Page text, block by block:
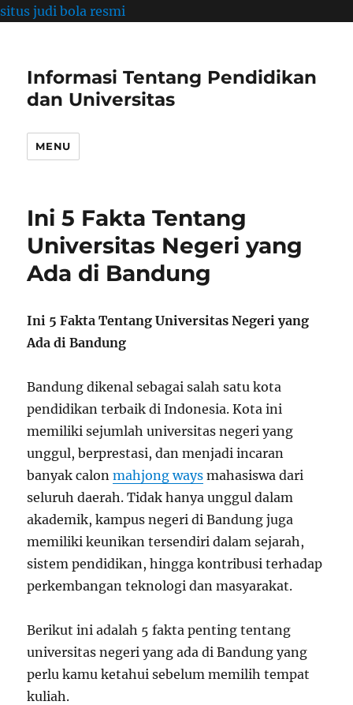
situs judi bola resmi
Informasi Tentang Pendidikan
dan Universitas
MENU
Ini 5 Fakta Tentang
Universitas Negeri yang
Ada di Bandung
Ini 5 Fakta Tentang Universitas Negeri yang
Ada di Bandung
Bandung dikenal sebagai salah satu kota
pendidikan terbaik di Indonesia. Kota ini
memiliki sejumlah universitas negeri yang
unggul, berprestasi, dan menjadi incaran
banyak calonmahjong ways mahasiswa dari
seluruh daerah. Tidak hanya unggul dalam
akademik, kampus negeri di Bandung juga
memiliki keunikan tersendiri dalam sejarah,
sistem pendidikan, hingga kontribusi terhadap
perkembangan teknologi dan masyarakat.
Berikut ini adalah 5 fakta penting tentang
universitas negeri yang ada di Bandung yang
perlu kamu ketahui sebelum memilih tempat
kuliah.